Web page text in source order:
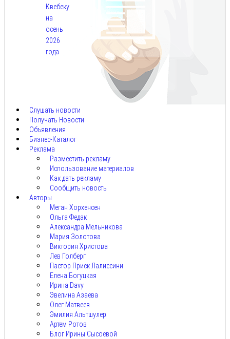
Квебеку
на
осень
2026
года
Слушать новости
Получать Новости
Объявления
Бизнес-Каталог
Реклама
Разместить рекламу
Использование материалов
Как дать рекламу
Сообщить новость
Авторы
Меган Хорхенсен
Ольга Федак
Александра Мельникова
Мария Золотова
Виктория Христова
Лев Голберг
Пастор Приск Лалиссини
Елена Богуцкая
Ирина Davy
Эвелина Азаева
Олег Матвеев
Эмилия Альтшулер
Артем Ротов
Блог Ирины Сысоевой